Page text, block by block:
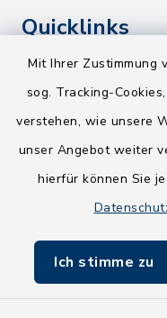
Mit Ihrer Zustimmung
sog. Tracking-
verstehen, wie unsere
unser Angebot weiter
hierfür können Sie
Ich stimme zu
Quicklinks
Kreis Segeberg
NEU!
Holsteiner
Fundbüro